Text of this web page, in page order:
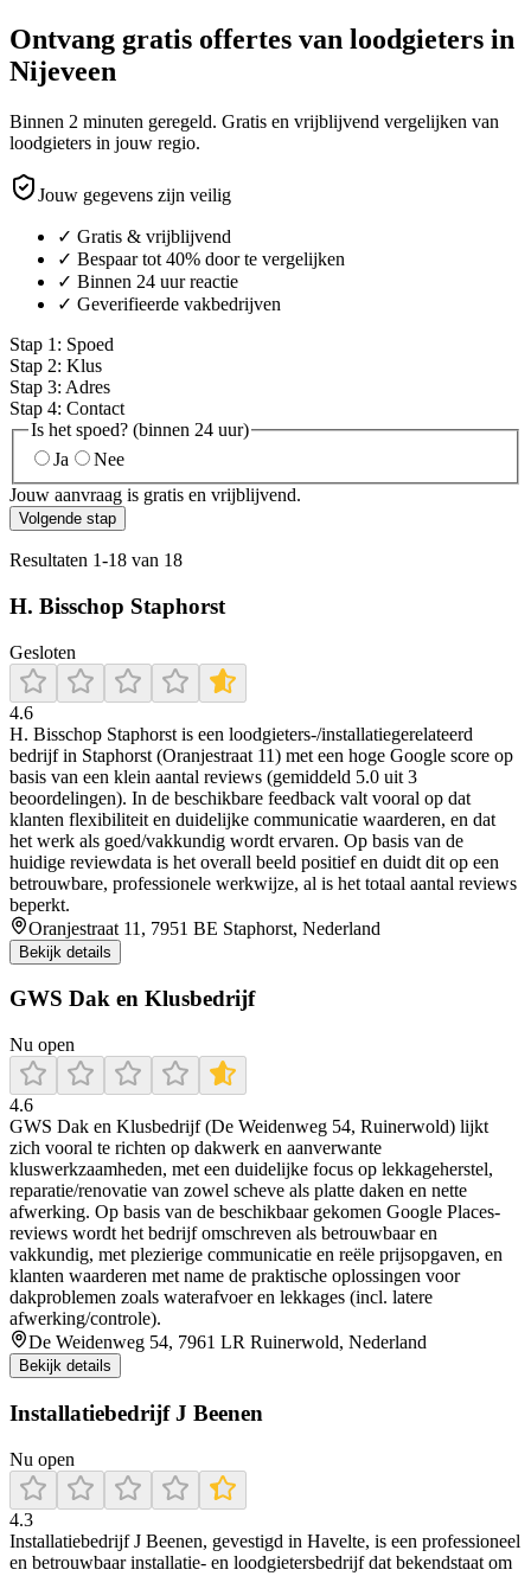
Ontvang gratis offertes van loodgieters in
Nijeveen
Binnen 2 minuten geregeld. Gratis en vrijblijvend vergelijken van
loodgieters in jouw regio.
Jouw gegevens zijn veilig
✓ Gratis & vrijblijvend
✓ Bespaar tot 40% door te vergelijken
✓ Binnen 24 uur reactie
✓ Geverifieerde vakbedrijven
Stap 1 : Spoed
Stap 2: Klus
Stap 3: Adres
Stap 4: Contact
Is het spoed? (binnen 24 uur)
Ja
Nee
Jouw aanvraag is gratis en vrijblijvend.
Volgende stap
Resultaten 1-18 van 18
H. Bisschop Staphorst
Gesloten
4.6
H. Bisschop Staphorst is een loodgieters-/installatiegerelateerd
bedrijf in Staphorst (Oranjestraat 11) met een hoge Google score op
basis van een klein aantal reviews (gemiddeld 5.0 uit 3
beoordelingen). In de beschikbare feedback valt vooral op dat
klanten flexibiliteit en duidelijke communicatie waarderen, en dat
het werk als goed/vakkundig wordt ervaren. Op basis van de
huidige reviewdata is het overall beeld positief en duidt dit op een
betrouwbare, professionele werkwijze, al is het totaal aantal reviews
beperkt.
Oranjestraat 11, 7951 BE Staphorst, Nederland
Bekijk details
GWS Dak en Klusbedrijf
Nu open
4.6
GWS Dak en Klusbedrijf (De Weidenweg 54, Ruinerwold) lijkt
zich vooral te richten op dakwerk en aanverwante
kluswerkzaamheden, met een duidelijke focus op lekkageherstel,
reparatie/renovatie van zowel scheve als platte daken en nette
afwerking. Op basis van de beschikbaar gekomen Google Places-
reviews wordt het bedrijf omschreven als betrouwbaar en
vakkundig, met plezierige communicatie en reële prijsopgaven, en
klanten waarderen met name de praktische oplossingen voor
dakproblemen zoals waterafvoer en lekkages (incl. latere
afwerking/controle).
De Weidenweg 54, 7961 LR Ruinerwold, Nederland
Bekijk details
Installatiebedrijf J Beenen
Nu open
4.3
Installatiebedrijf J Beenen, gevestigd in Havelte, is een professioneel
en betrouwbaar installatie- en loodgietersbedrijf dat bekendstaat om